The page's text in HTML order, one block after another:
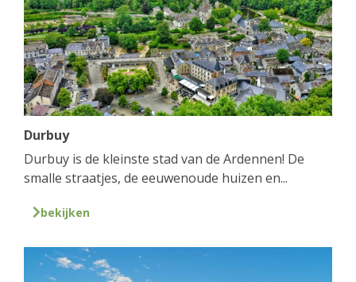
Durbuy
Durbuy is de kleinste stad van de Ardennen! De
smalle straatjes, de eeuwenoude huizen en...
bekijken